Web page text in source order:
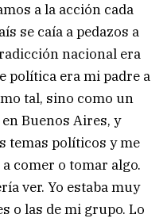
a la acción cada
se caía a pedazos a
nacional era
política era mi padre a
tal, sino como un
Buenos Aires, y
temas políticos y me
comer o tomar algo.
ver. Yo estaba muy
o las de mi grupo. Lo